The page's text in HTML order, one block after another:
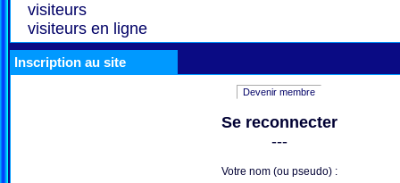
visiteurs
visiteurs en ligne
Inscription au site
Devenir membre
Se reconnecter
---
Votre nom (ou pseudo) :